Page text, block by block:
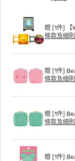
贈 [1件]
條款及細則
贈 [1件]
條款及細則
贈 [1件]
條款及細則
贈 [1件]